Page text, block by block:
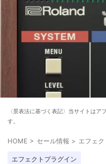
〈景表法に基づく表記〉当サイトはア
す。
HOME > セール情報 > エフェ
エフェクトプラグイン